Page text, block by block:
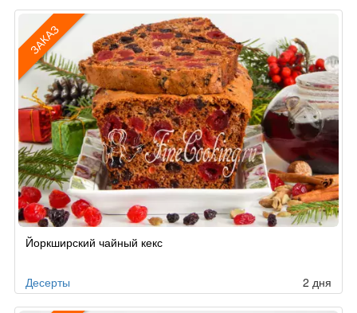
ЗАКАЗ
Рецепт
поЙоркширский чайный кекс
Десерты 2 дня